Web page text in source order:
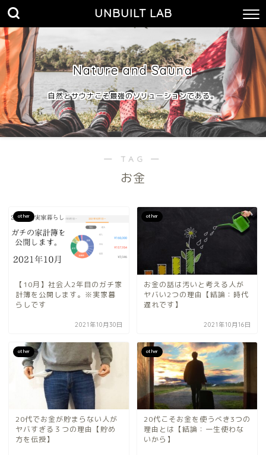
UNBUILT LAB
Nature and Sauna
自然とサウナこそ最強のソリューションである。
― TAG ―
お金
other
【10月】社会人2年目のガチ家
計簿を公開します。※実家暮
らしです
2021年10月30日
other
お金の話は汚いと考える人が
ヤバい2つの理由【結論：時代
遅れです】
2021年10月16日
other
20代でお金が貯まらない人が
ヤバすぎる３つの理由【貯め
方を伝授】
other
20代こそお金を使うべき3つの
理由とは【結論：一生使わな
いから】